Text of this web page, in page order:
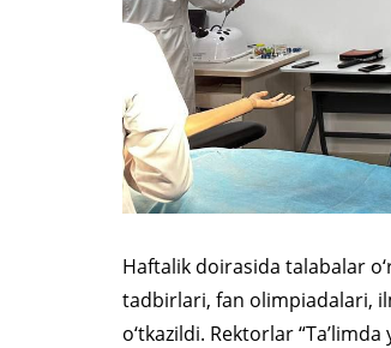
Haftalik doirasida talabalar
tadbirlari, fan olimpiadalari,
o‘tkazildi. Rektorlar